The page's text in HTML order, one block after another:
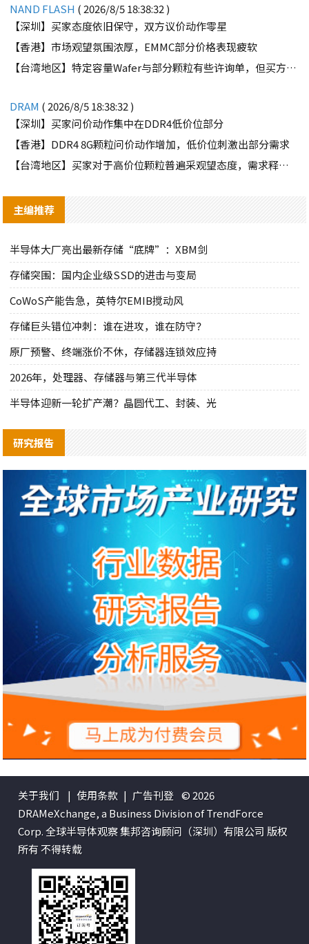
NAND FLASH ( 2026/8/5 18:38:32 )
【深圳】买家态度依旧保守，双方议价动作零星
【香港】市场观望氛围浓厚，EMMC部分价格表现疲软
【台湾地区】特定容量Wafer与部分颗粒有些许询单，但买方需求并不强劲
DRAM ( 2026/8/5 18:38:32 )
【深圳】买家问价动作集中在DDR4低价位部分
【香港】DDR4 8G颗粒问价动作增加，低价位刺激出部分需求
【台湾地区】买家对于高价位颗粒普遍采观望态度，需求释出有限
主编推荐
半导体大厂亮出最新存储“底牌”：XBM剑
存储突围：国内企业级SSD的进击与变局
CoWoS产能告急，英特尔EMIB搅动风
存储巨头错位冲刺：谁在进攻，谁在防守？
原厂预警、终端涨价不休，存储器连锁效应持
2026年，处理器、存储器与第三代半导体
半导体迎新一轮扩产潮？晶圆代工、封装、光
研究报告
关于我们 | 使用条款 | 广告刊登 © 2026
DRAMeXchange, a Business Division of TrendForce
Corp. 全球半导体观察 集邦咨询顾问（深圳）有限公司 版权
所有 不得转载